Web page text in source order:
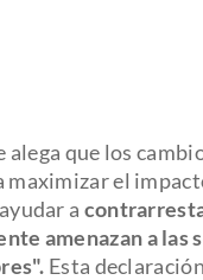
alega que los
maximizar el
a
amenazan a las
Esta